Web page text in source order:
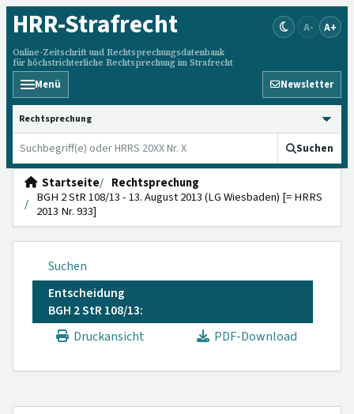
HRR-Strafrecht
Online-Zeitschrift und Rechtsprechungsdatenbank
für höchstrichterliche Rechtsprechung im Strafrecht
A- A+
Menü Newsletter
HRRS durchsuchen
Suchen
Startseite
Rechtsprechung
BGH 2 StR 108/13 - 13. August 2013 (LG Wiesbaden) [= HRRS
2013 Nr. 933]
Suchen
Entscheidung
BGH 2 StR 108/13:
Druckansicht
PDF-Download